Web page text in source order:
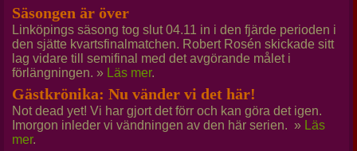
Säsongen är över
Linköpings säsong tog slut 04.11 in i den fjärde perioden i
den sjätte kvartsfinalmatchen. Robert Rosén skickade sitt
lag vidare till semifinal med det avgörande målet i
förlängningen. » Läs mer.
Gästkrönika: Nu vänder vi det här!
Not dead yet! Vi har gjort det förr och kan göra det igen.
Imorgon inleder vi vändningen av den här serien. » Läs
mer.